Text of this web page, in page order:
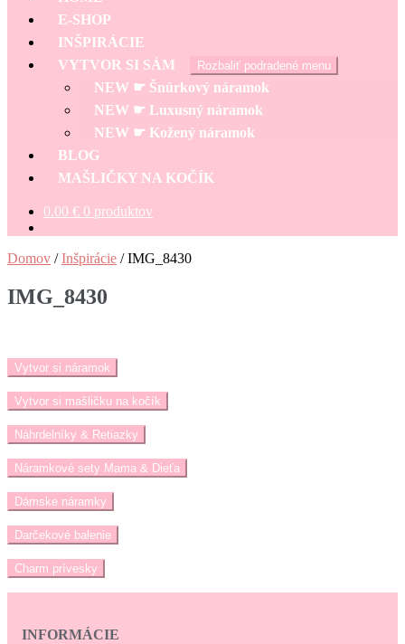
E-SHOP
INŠPIRÁCIE
VYTVOR SI SÁM
Rozbaliť podradené menu
NEW ☛ Šnúrkový náramok
NEW ☛ Luxusný náramok
NEW ☛ Kožený náramok
BLOG
MAŠLIČKY NA KOČÍK
0.00 € 0 produktov
Domov /Inšpirácie /IMG_8430
IMG_8430
Vytvor si náramok
Vytvor si mašličku na kočík
Náhrdelníky & Retiazky
Náramkové sety Mama & Dieťa
Dámske náramky
Darčekové balenie
Charm prívesky
INFORMÁCIE